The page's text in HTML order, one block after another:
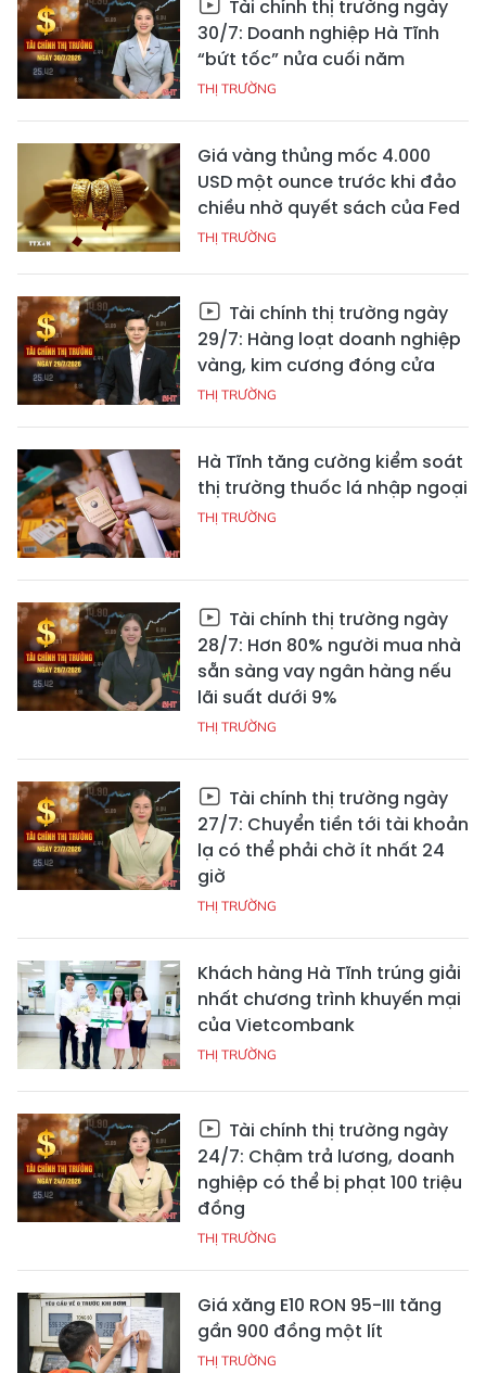
Tài chính thị trường ngày
30/7: Doanh nghiệp Hà Tĩnh
“bứt tốc” nửa cuối năm
THỊ TRƯỜNG
Giá vàng thủng mốc 4.000
USD một ounce trước khi đảo
chiều nhờ quyết sách của Fed
THỊ TRƯỜNG
Tài chính thị trường ngày
29/7: Hàng loạt doanh nghiệp
vàng, kim cương đóng cửa
THỊ TRƯỜNG
Hà Tĩnh tăng cường kiểm soát
thị trường thuốc lá nhập ngoại
THỊ TRƯỜNG
Tài chính thị trường ngày
28/7: Hơn 80% người mua nhà
sẵn sàng vay ngân hàng nếu
lãi suất dưới 9%
THỊ TRƯỜNG
Tài chính thị trường ngày
27/7: Chuyển tiền tới tài khoản
lạ có thể phải chờ ít nhất 24
giờ
THỊ TRƯỜNG
Khách hàng Hà Tĩnh trúng giải
nhất chương trình khuyến mại
của Vietcombank
THỊ TRƯỜNG
Tài chính thị trường ngày
24/7: Chậm trả lương, doanh
nghiệp có thể bị phạt 100 triệu
đồng
THỊ TRƯỜNG
Giá xăng E10 RON 95-III tăng
gần 900 đồng một lít
THỊ TRƯỜNG